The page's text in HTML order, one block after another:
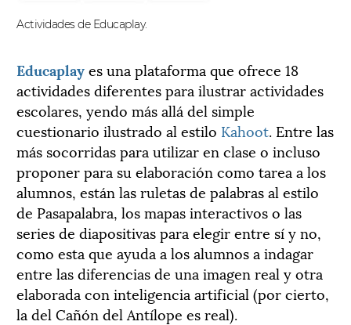
Actividades de Educaplay.
Educaplayes una plataforma que ofrece 18
actividades diferentes para ilustrar actividades
escolares, yendo más allá del simple
cuestionario ilustrado al estilo Kahoot. Entre las
más socorridas para utilizar en clase o incluso
proponer para su elaboración como tarea a los
alumnos, están las ruletas de palabras al estilo
de Pasapalabra, los mapas interactivos o las
series de diapositivas para elegir entre sí y no,
como esta que ayuda a los alumnos a indagar
entre las diferencias de una imagen real y otra
elaborada con inteligencia artificial (por cierto,
la del Cañón del Antílope es real).